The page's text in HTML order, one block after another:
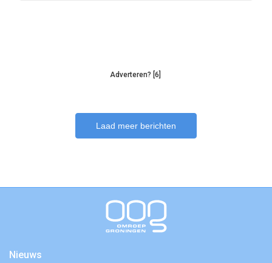
Adverteren? [6]
Laad meer berichten
Nieuws